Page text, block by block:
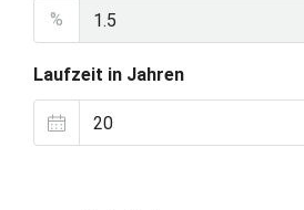
%
Laufzeit in Jahren